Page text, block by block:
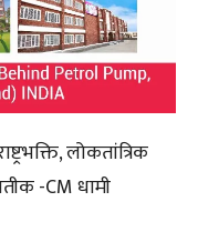
लोकतांत्रिक
-CM धामी